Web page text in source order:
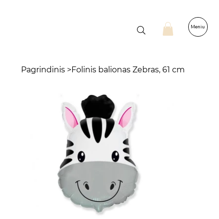
Meniu
Pagrindinis > Folinis balionas Zebras, 61 cm